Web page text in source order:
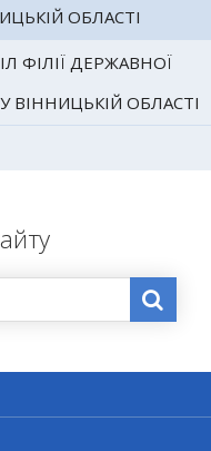
ОБЛАСТІ
ФІЛІЇ ДЕРЖАВНОЇ
ВІННИЦЬКІЙ ОБЛАСТІ